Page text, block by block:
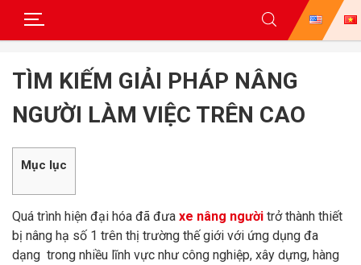
content
TÌM KIẾM GIẢI PHÁP NÂNG
NGƯỜI LÀM VIỆC TRÊN CAO
Mục lục
Quá trình hiện đại hóa đã đưa xe nâng người trở thành thiết
bị nâng hạ số 1 trên thị trường thế giới với ứng dụng đa
dạng trong nhiều lĩnh vực như công nghiệp, xây dựng, hàng